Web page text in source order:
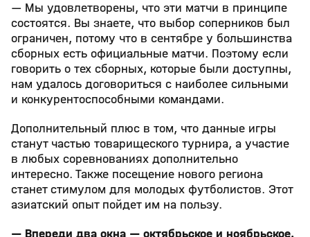
— Мы удовлетворены, что эти матчи в принципе
состоятся. Вы знаете, что выбор соперников был
ограничен, потому что в сентябре у большинства
сборных есть официальные матчи. Поэтому если
говорить о тех сборных, которые были доступны,
нам удалось договориться с наиболее сильными
и конкурентоспособными командами.
Дополнительный плюс в том, что данные игры
станут частью товарищеского турнира, а участие
в любых соревнованиях дополнительно
интересно. Также посещение нового региона
станет стимулом для молодых футболистов. Этот
азиатский опыт пойдет им на пользу.
— Впереди два окна — октябрьское и ноябрьское.